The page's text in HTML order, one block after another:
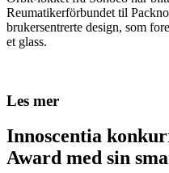
Reumatikerförbundet til
brukersentrerte design, som
et glass.
Les mer
Innoscentia
Award med sin